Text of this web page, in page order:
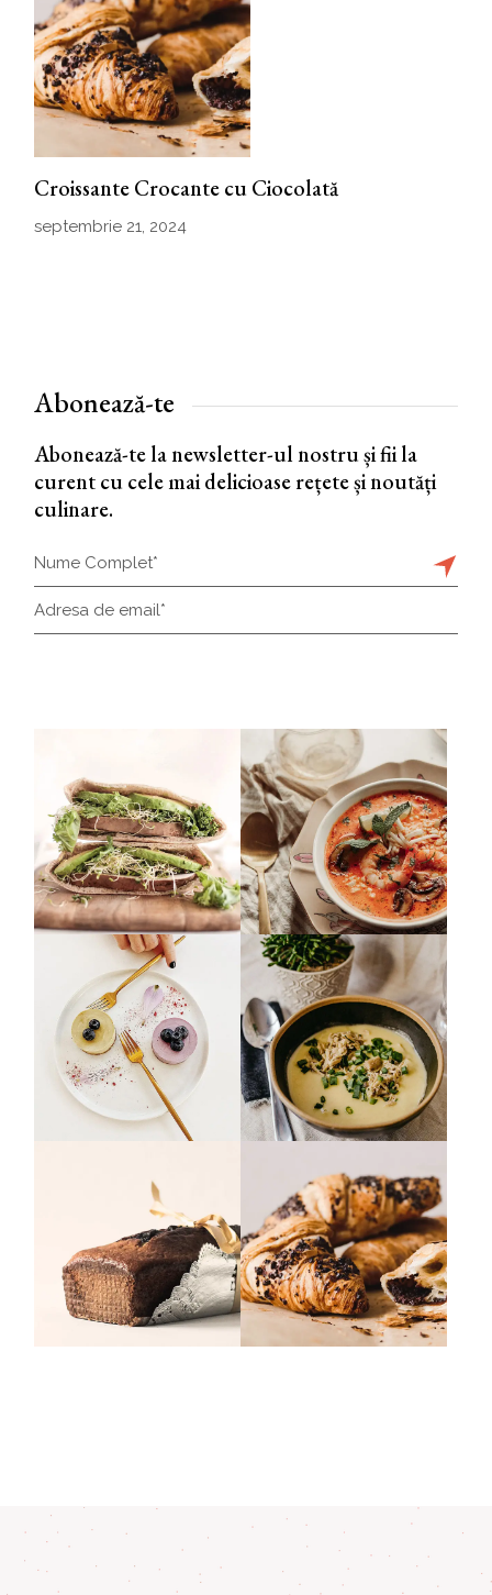
Croissante Crocante cu Ciocolată
septembrie 21, 2024
Abonează-te
Abonează-te la newsletter-ul nostru și fii la
curent cu cele mai delicioase rețete și noutăți
culinare.